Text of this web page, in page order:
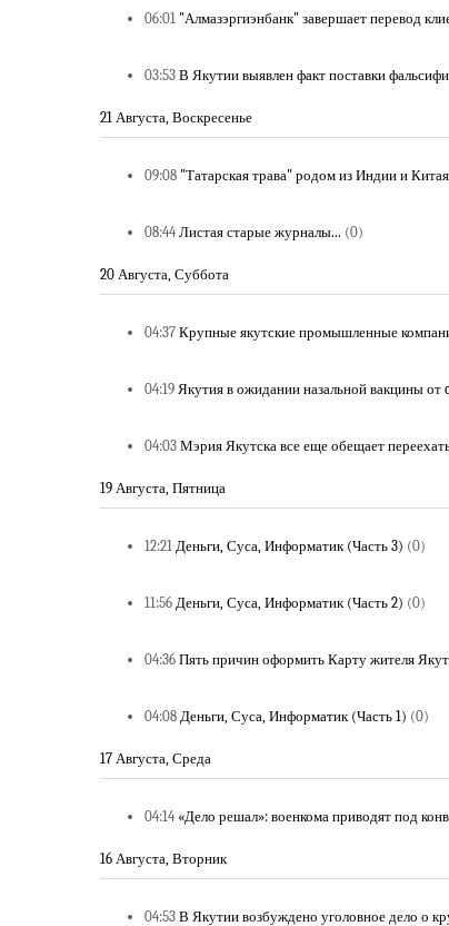
06:01 "Алмазэргиэнбанк" завершает перевод
03:53 В Якутии выявлен факт поставки
21 Августа, Воскресенье
09:08 "Татарская трава" родом из Индии и Китая
08:44 Листая старые журналы... (0)
20 Августа, Суббота
04:37 Крупные якутские промышленные
04:19 Якутия в ожидании назальной вакцины от
04:03 Мэрия Якутска все еще обещает переехать
19 Августа, Пятница
12:21 Деньги, Суса, Информатик (Часть 3) (0)
11:56 Деньги, Суса, Информатик (Часть 2) (0)
04:36 Пять причин оформить Карту жителя
04:08 Деньги, Суса, Информатик (Часть 1) (0)
17 Августа, Среда
04:14 «Дело решал»: военкома приводят под
16 Августа, Вторник
04:53 В Якутии возбуждено уголовное дело о